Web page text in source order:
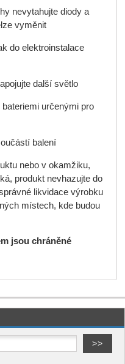
diody a
vyměnit
další světlo
určenými pro
balení
nebo v okamžiku,
produkt nevhazujte do
likvidace výrobku
místech, kde budou
jsou chráněné